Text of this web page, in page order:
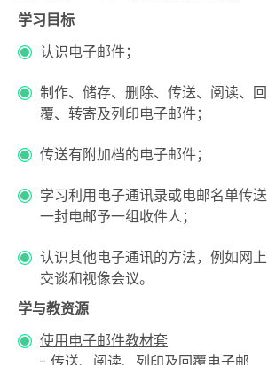
学习目标
认识电子邮件；
制作、储存、删除、传送、阅读、回
覆、转寄及列印电子邮件；
传送有附加档的电子邮件；
学习利用电子通讯录或电邮名单传送
一封电邮予一组收件人；
认识其他电子通讯的方法，例如网上
交谈和视像会议。
学与教资源
使用电子邮件教材套